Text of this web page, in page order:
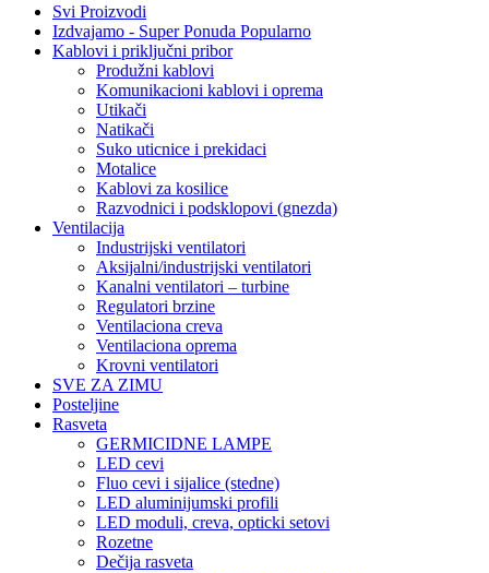
Svi Proizvodi
Izdvajamo - Super Ponuda Popularno
Kablovi i priključni pribor
Produžni kablovi
Komunikacioni kablovi i oprema
Utikači
Natikači
Suko uticnice i prekidaci
Motalice
Kablovi za kosilice
Razvodnici i podsklopovi (gnezda)
Ventilacija
Industrijski ventilatori
Aksijalni/industrijski ventilatori
Kanalni ventilatori – turbine
Regulatori brzine
Ventilaciona creva
Ventilaciona oprema
Krovni ventilatori
SVE ZA ZIMU
Posteljine
Rasveta
GERMICIDNE LAMPE
LED cevi
Fluo cevi i sijalice (stedne)
LED aluminijumski profili
LED moduli, creva, opticki setovi
Rozetne
Dečija rasveta